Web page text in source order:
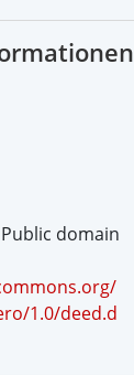
domain
1.0/deed.d